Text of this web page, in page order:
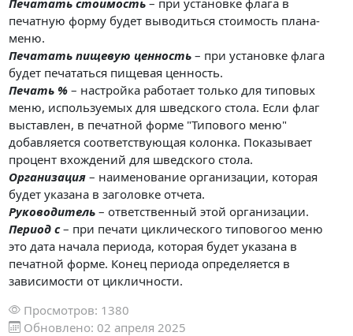
печатную форму будет выводиться стоимость плана-
меню.
Печатать пищевую ценность – при установке флага
будет печататься пищевая ценность.
Печать % – настройка работает только для типовых
меню, используемых для шведского стола. Если флаг
выставлен, в печатной форме "Типового меню"
добавляется соответствующая колонка. Показывает
процент вхождений для шведского стола.
Организация – наименование организации, которая
будет указана в заголовке отчета.
Руководитель– ответственный этой организации.
Период с– при печати циклического типовогоо меню
это дата начала периода, которая будет указана в
печатной форме. Конец периода определяется в
зависимости от цикличности.
Просмотров: 1380
Обновлено: 02 апреля 2025